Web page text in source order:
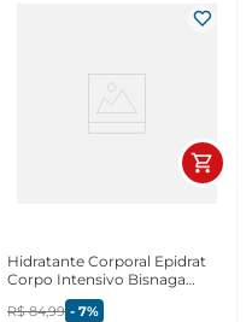
Hidratante Corporal Epidrat
Corpo Intensivo Bisnaga
R$ 84,99 - 7%